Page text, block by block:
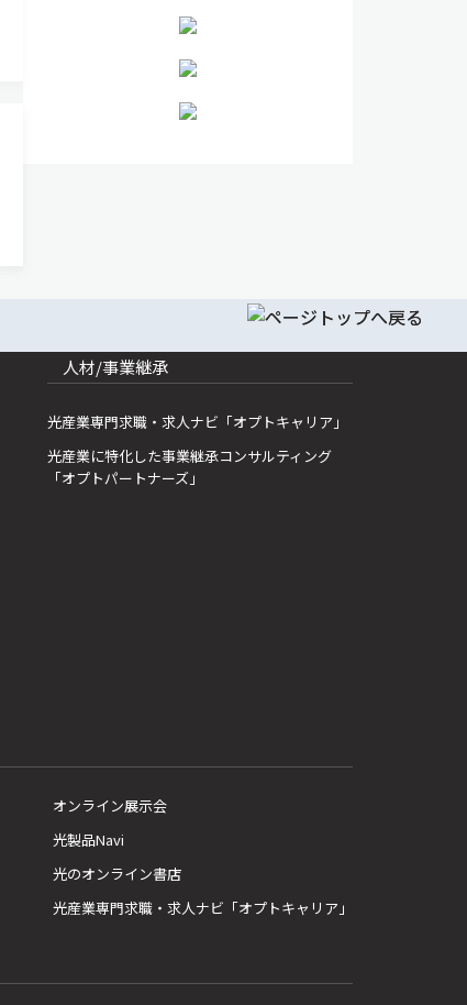
人材/事業継承
光産業専門求職・求人ナビ「オプトキャリア」
光産業に特化した事業継承コンサルティング
「オプトパートナーズ」
オンライン展示会
光製品Navi
光のオンライン書店
光産業専門求職・求人ナビ「オプトキャリア」